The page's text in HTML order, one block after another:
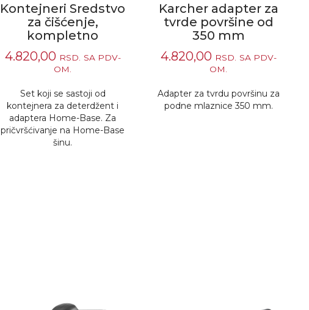
Kontejneri Sredstvo
za čišćenje,
kompletno
4.820,00 RSD.
SA PDV-
OM.
Set koji se sastoji od
kontejnera za deterdžent i
adaptera Home-Base. Za
pričvršćivanje na Home-Base
šinu.
Karcher adapter za
tvrde površine od
350 mm
4.820,00 RSD.
SA PDV-
OM.
Adapter za tvrdu površinu za
podne mlaznice 350 mm.